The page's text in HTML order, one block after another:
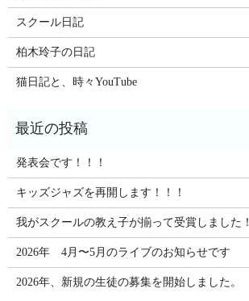
スクール日記
柏木玲子の日記
猫日記と、時々YouTube
発表会です！！！
キッズジャズを再開します！！！
我がスクールの教え子が揃って受賞しました！
2026年 4月〜5月のライブのお知らせです
2026年、新規の生徒の募集を開始しました。